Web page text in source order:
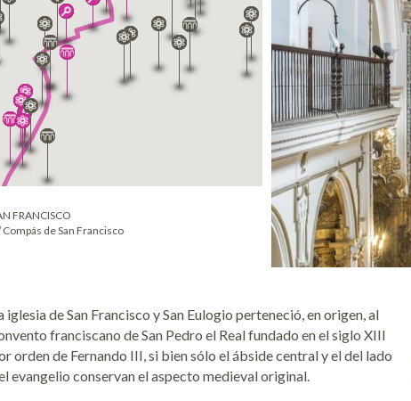
FRANCISCO
Compás de San Francisco
iglesia de San Francisco y San Eulogio perteneció, en origen, al
franciscano de San Pedro el Real fundado en el siglo XIII
orden de Fernando III, si bien sólo el ábside central y el del lado
evangelio conservan el aspecto medieval original.